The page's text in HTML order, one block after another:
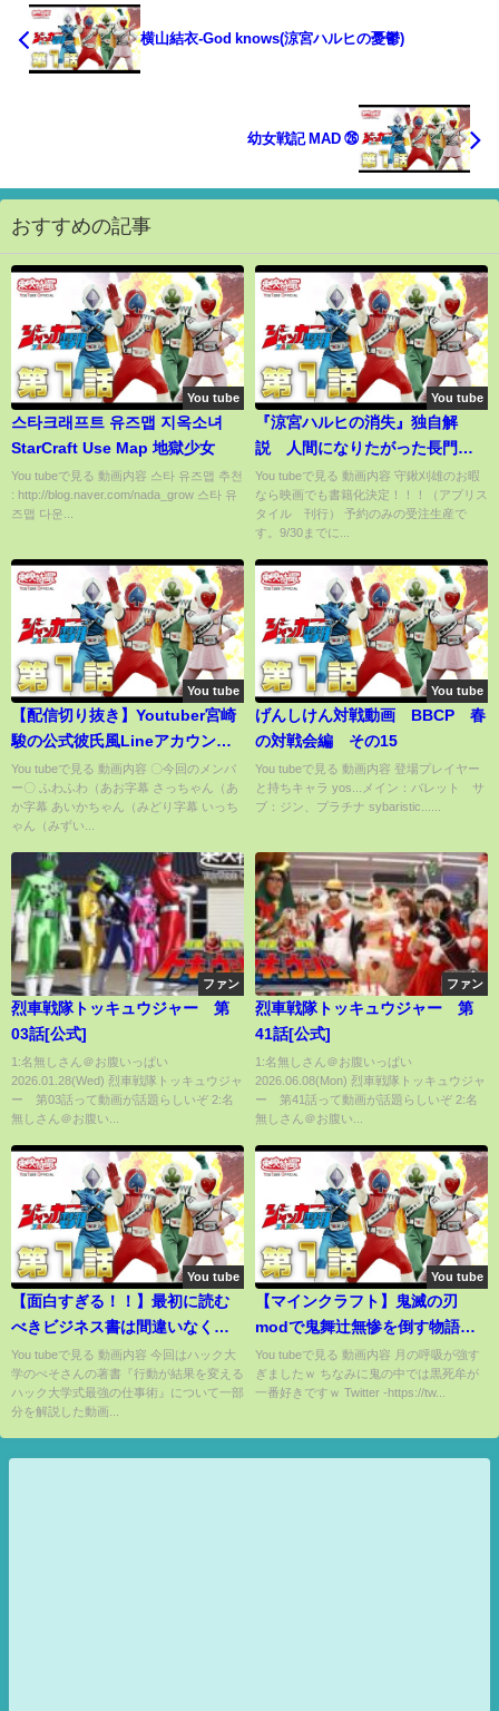
横山結衣-God knows(涼宮ハルヒの憂鬱)
幼女戦記 MAD ㉖
おすすめの記事
You tube
스타크래프트 유즈맵 지옥소녀
StarCraft Use Map 地獄少女
You tubeで見る 動画内容 스타 유즈맵 추천
: http://blog.naver.com/nada_grow 스타 유
즈맵 다운...
You tube
『涼宮ハルヒの消失』独自解
説 人間になりたがった長門
The Disappearance of Haruhi
Suzumiya
You tubeで見る 動画内容 守鍬刈雄のお暇
なら映画でも書籍化決定！！！（アプリス
タイル 刊行） 予約のみの受注生産で
す。9/30までに...
You tube
【配信切り抜き】Youtuber宮崎
駿の公式彼氏風Lineアカウント
の話【2020/11/22】
You tubeで見る 動画内容 〇今回のメンバ
ー〇 ふわふわ（あお字幕 さっちゃん（あ
か字幕 あいかちゃん（みどり字幕 いっち
ゃん（みずい...
You tube
げんしけん対戦動画 BBCP 春
の対戦会編 その15
You tubeで見る 動画内容 登場プレイヤー
と持ちキャラ yos...メイン：バレット サ
ブ：ジン、プラチナ sybaristic......
ファン
烈車戦隊トッキュウジャー 第
03話[公式]
1:名無しさん＠お腹いっぱい
2026.01.28(Wed) 烈車戦隊トッキュウジャ
ー 第03話って動画が話題らしいぞ 2:名
無しさん＠お腹い...
ファン
烈車戦隊トッキュウジャー 第
41話[公式]
1:名無しさん＠お腹いっぱい
2026.06.08(Mon) 烈車戦隊トッキュウジャ
ー 第41話って動画が話題らしいぞ 2:名
無しさん＠お腹い...
You tube
【面白すぎる！！】最初に読む
べきビジネス書は間違いなくこ
の本でした！ １１分で学ぶ
『行動が結果を変えるハック大
学式最強の仕事術』
You tubeで見る 動画内容 今回はハック大
学のぺそさんの著書『行動が結果を変える
ハック大学式最強の仕事術』について一部
分を解説した動画...
You tube
【マインクラフト】鬼滅の刃
modで鬼舞辻無惨を倒す物語
【ゆっくり実況】＃１５
You tubeで見る 動画内容 月の呼吸が強す
ぎましたｗ ちなみに鬼の中では黒死牟が
一番好きですｗ Twitter -https://tw...